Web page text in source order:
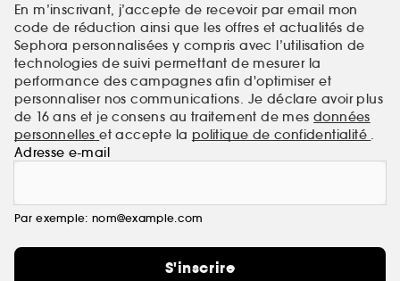
En m’inscrivant, j’accepte de recevoir par email mon
code de réduction ainsi que les offres et actualités de
Sephora personnalisées y compris avec l’utilisation de
technologies de suivi permettant de mesurer la
performance des campagnes afin d'optimiser et
personnaliser nos communications. Je déclare avoir plus
de 16 ans et je consens au traitement de mes données
personnelleset accepte la politique de confidentialité .
Adresse e-mail
Par exemple: nom@example.com
S'inscrire